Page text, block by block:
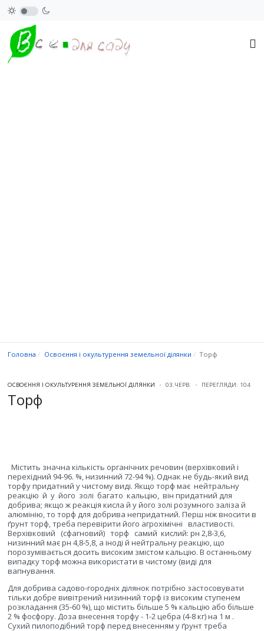
Головна Освоєння і окультурення земельної ділянки Торф
ОСВОЄННЯ І ОКУЛЬТУРЕННЯ ЗЕМЕЛЬНОЇ ДІЛЯНКИ 03.ЧЕРВ. ПЕРЕГЛЯДИ: 104
Торф
Містить значна кількість органічних речовин (верхівковий і
перехідний 94-96. %, низинний 72-94 %). Однак не будь-який вид
торфу придатний у чистому виді. Якщо торф має нейтральну
реакцію й у його золі багато кальцію, він придатний для
добрива; якщо ж реакція кисла й у його золі розумного заліза й
алюмінію, то торф для добрива непридатний. Перш ніж вносити в
ґрунт торф, треба перевірити його агрохімічні властивості.
Верхівковий
(сфагновий) торф самий кислий: рн 2,8-3,6,
низинний має рн 4,8-5,8, а іноді й нейтральну реакцію, що
порозумівається досить високим змістом кальцію. В останньому
випадку торф можна використати в чистому (виді для
вапнування.
Для добрива садово-городніх ділянок потрібно застосовувати
тільки добре вивітрений низинний торф із високим ступенем
розкладання (35-60 %), що містить більше 5 % кальцію або більше
2 % фосфору. Доза внесення торфу - 1-2 цебра (4-8 кг) на 1 м .
Сухий пилоподібний торф перед внесенням у ґрунт треба